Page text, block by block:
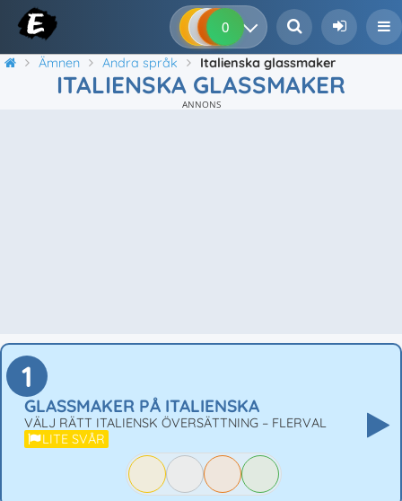
0 0 0
Ämnen Andra språk Italienska glassmaker
ITALIENSKA GLASSMAKER
ANNONS
1
GLASSMAKER PÅ ITALIENSKA
VÄLJ RÄTT ITALIENSK ÖVERSÄTTNING – FLERVAL
LITE SVÅR